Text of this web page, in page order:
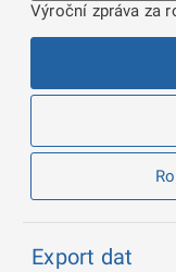
Výroční zpráva za
Export dat